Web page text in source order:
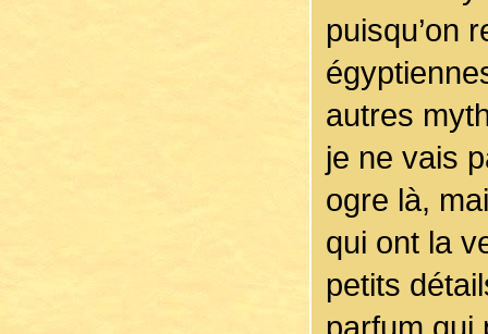
puisqu’on
autres
je ne vais
ogre là,
qui ont la
petits